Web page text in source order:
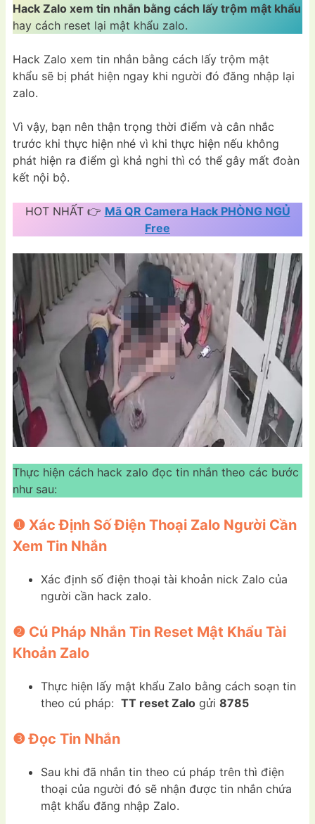
Hack Zalo xem tin nhắn bằng cách lấy trộm mật khẩu
hay cách reset lại mật khẩu zalo.
Hack Zalo xem tin nhắn bằng cách lấy trộm mật
khẩu sẽ bị phát hiện ngay khi người đó đăng nhập lại
zalo.
Vì vậy, bạn nên thận trọng thời điểm và cân nhắc
trước khi thực hiện nhé vì khi thực hiện nếu không
phát hiện ra điểm gì khả nghi thì có thể gây mất đoàn
kết nội bộ.
HOT NHẤT 👉 Mã QR Camera Hack PHÒNG NGỦ
Free
Thực hiện cách hack zalo đọc tin nhắn theo các bước
như sau:
❶ Xác Định Số Điện Thoại Zalo Người Cần
Xem Tin Nhắn
Xác định số điện thoại tài khoản nick Zalo của
người cần hack zalo.
❷ Cú Pháp Nhắn Tin Reset Mật Khẩu Tài
Khoản Zalo
Thực hiện lấy mật khẩu Zalo bằng cách soạn tin
theo cú pháp: TT reset Zalo gửi 8785
❸ Đọc Tin Nhắn
Sau khi đã nhắn tin theo cú pháp trên thì điện
thoại của người đó sẽ nhận được tin nhắn chứa
mật khẩu đăng nhập Zalo.